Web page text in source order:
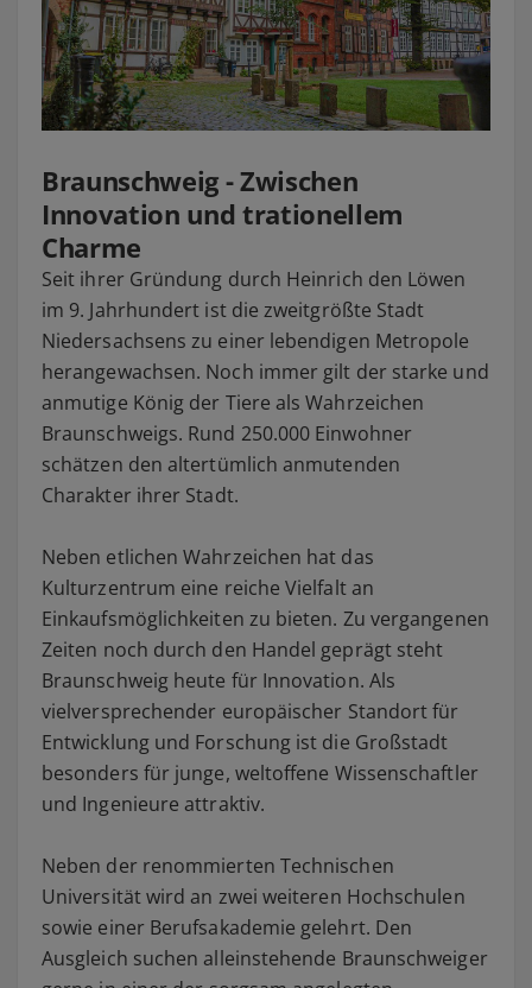
Braunschweig - Zwischen
Innovation und trationellem
Charme
Seit ihrer Gründung durch Heinrich den Löwen
im 9. Jahrhundert ist die zweitgrößte Stadt
Niedersachsens zu einer lebendigen Metropole
herangewachsen. Noch immer gilt der starke und
anmutige König der Tiere als Wahrzeichen
Braunschweigs. Rund 250.000 Einwohner
schätzen den altertümlich anmutenden
Charakter ihrer Stadt.
Neben etlichen Wahrzeichen hat das
Kulturzentrum eine reiche Vielfalt an
Einkaufsmöglichkeiten zu bieten. Zu vergangenen
Zeiten noch durch den Handel geprägt steht
Braunschweig heute für Innovation. Als
vielversprechender europäischer Standort für
Entwicklung und Forschung ist die Großstadt
besonders für junge, weltoffene Wissenschaftler
und Ingenieure attraktiv.
Neben der renommierten Technischen
Universität wird an zwei weiteren Hochschulen
sowie einer Berufsakademie gelehrt. Den
Ausgleich suchen alleinstehende Braunschweiger